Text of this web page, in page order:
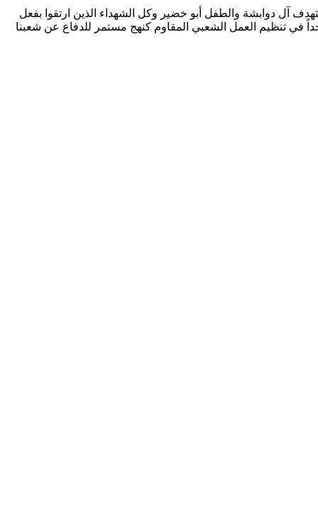
آل دوابشة والطفل أبو خضير وكل الشهداء الذين ارتقوا بفعل
في تنظيم العمل الشعبي المقاوم كنهج مستمر للدفاع عن شعبنا